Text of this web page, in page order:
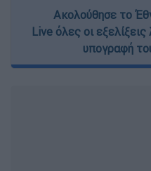
Ακολούθησε το
Live όλες οι
υπογραφή